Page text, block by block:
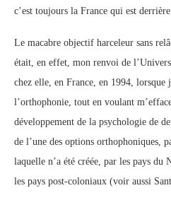
c’est toujours la France qui est
Le macabre objectif harceleur sans
était, en effet, mon renvoi de
chez elle, en France, en 1994, lorsque
l’orthophonie, tout en voulant
développement de la psychologie de
de l’une des options orthophoniques,
laquelle n’a été créée, par les pays du
les pays post-coloniaux (voir aussi